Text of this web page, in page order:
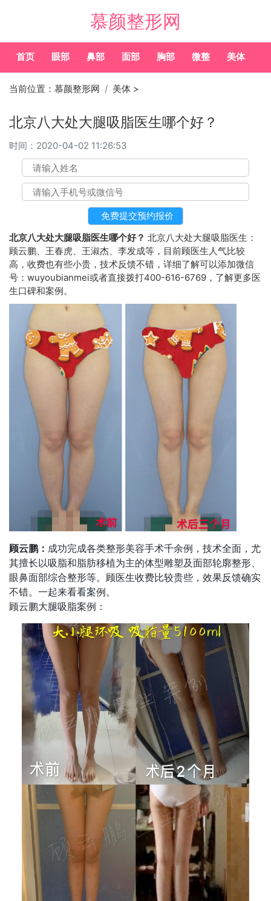
慕颜整形网
首页 眼部 鼻部 面部 胸部 微整 美体
当前位置： 慕颜整形网 美体 >
北京八大处大腿吸脂医生哪个好？
时间： 2020-04-02 11:26:53
北京八大处大腿吸脂医生哪个好？ 北京八大处大腿吸脂医生：
顾云鹏、王春虎、王淑杰、李发成等，目前顾医生人气比较
高，收费也有些小贵，技术反馈不错，详细了解可以添加微信
号：wuyoubianmei或者直接拨打400-616-6769，了解更多医
生口碑和案例。
顾云鹏： 成功完成各类整形美容手术千余例，技术全面，尤
其擅长以吸脂和脂肪移植为主的体型雕塑及面部轮廓整形、
眼鼻面部综合整形等。顾医生收费比较贵些，效果反馈确实
不错。一起来看看案例。
顾云鹏大腿吸脂案例：